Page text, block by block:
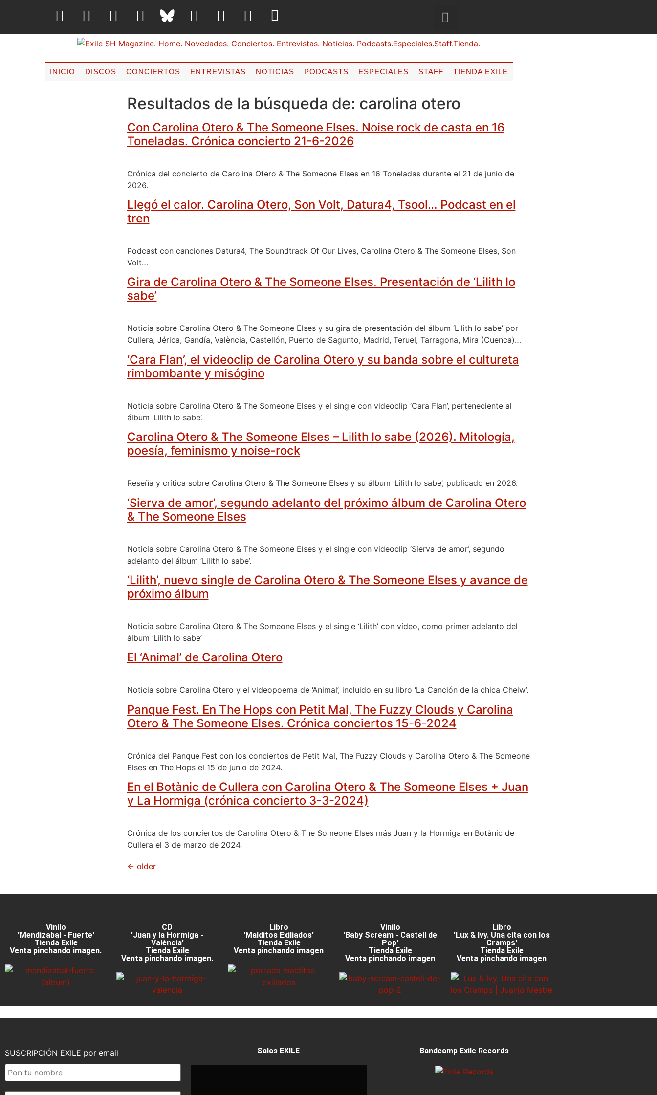
INICIO DISCOS CONCIERTOS ENTREVISTAS NOTICIAS PODCASTS ESPECIALES STAFF TIENDA EXILE
Resultados de la búsqueda de: carolina otero
Con Carolina Otero & The Someone Elses. Noise rock de casta en 16
Toneladas. Crónica concierto 21-6-2026
Crónica del concierto de Carolina Otero & The Someone Elses en 16 Toneladas durante el 21 de junio de
2026.
Llegó el calor. Carolina Otero, Son Volt, Datura4, Tsool… Podcast en el
tren
Podcast con canciones Datura4, The Soundtrack Of Our Lives, Carolina Otero & The Someone Elses, Son
Volt…
Gira de Carolina Otero & The Someone Elses. Presentación de ‘Lilith lo
sabe’
Noticia sobre Carolina Otero & The Someone Elses y su gira de presentación del álbum ‘Lilith lo sabe’ por
Cullera, Jérica, Gandía, València, Castellón, Puerto de Sagunto, Madrid, Teruel, Tarragona, Mira (Cuenca)…
‘Cara Flan’, el videoclip de Carolina Otero y su banda sobre el cultureta
rimbombante y misógino
Noticia sobre Carolina Otero & The Someone Elses y el single con videoclip ‘Cara Flan’, perteneciente al
álbum ‘Lilith lo sabe’.
Carolina Otero & The Someone Elses – Lilith lo sabe (2026). Mitología,
poesía, feminismo y noise-rock
Reseña y crítica sobre Carolina Otero & The Someone Elses y su álbum ‘Lilith lo sabe’, publicado en 2026.
‘Sierva de amor’, segundo adelanto del próximo álbum de Carolina Otero
& The Someone Elses
Noticia sobre Carolina Otero & The Someone Elses y el single con videoclip ‘Sierva de amor’, segundo
adelanto del álbum ‘Lilith lo sabe’.
‘Lilith’, nuevo single de Carolina Otero & The Someone Elses y avance de
próximo álbum
Noticia sobre Carolina Otero & The Someone Elses y el single ‘Lilith’ con vídeo, como primer adelanto del
álbum ‘Lilith lo sabe’
El ‘Animal’ de Carolina Otero
Noticia sobre Carolina Otero y el videopoema de ‘Animal’, incluido en su libro ‘La Canción de la chica Cheiw’.
Panque Fest. En The Hops con Petit Mal, The Fuzzy Clouds y Carolina
Otero & The Someone Elses. Crónica conciertos 15-6-2024
Crónica del Panque Fest con los conciertos de Petit Mal, The Fuzzy Clouds y Carolina Otero & The Someone
Elses en The Hops el 15 de junio de 2024.
En el Botànic de Cullera con Carolina Otero & The Someone Elses + Juan
y La Hormiga (crónica concierto 3-3-2024)
Crónica de los conciertos de Carolina Otero & The Someone Elses más Juan y la Hormiga en Botànic de
Cullera el 3 de marzo de 2024.
← older
Vinilo
'Mendizabal - Fuerte'
Tienda Exile
Venta pinchando imagen.
CD
'Juan y la Hormiga -
València'
Tienda Exile
Venta pinchando imagen.
Libro
'Malditos Exiliados'
Tienda Exile
Venta pinchando imagen
Vinilo
'Baby Scream - Castell de
Pop'
Tienda Exile
Venta pinchando imagen
Libro
'Lux & Ivy. Una cita con los
Cramps'
Tienda Exile
Venta pinchando imagen
SUSCRIPCIÓN EXILE por email Salas EXILE Bandcamp Exile Records